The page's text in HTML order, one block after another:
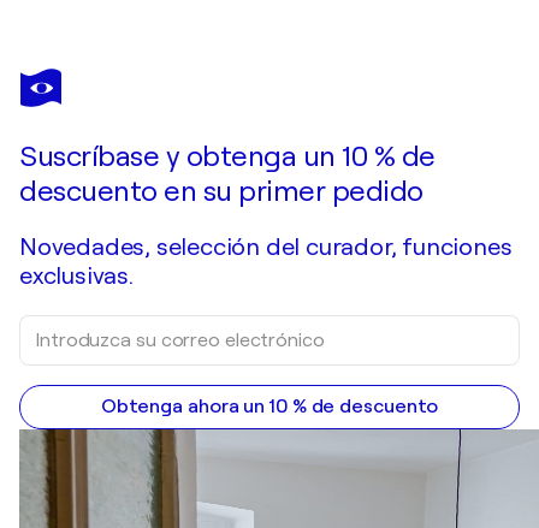
SERGUEI
BORODOULINE
Pide una obra por encargo
Suscríbase y obtenga un 10 % de
descuento en su primer pedido
Novedades, selección del curador, funciones
exclusivas.
Obtenga ahora un 10 % de descuento